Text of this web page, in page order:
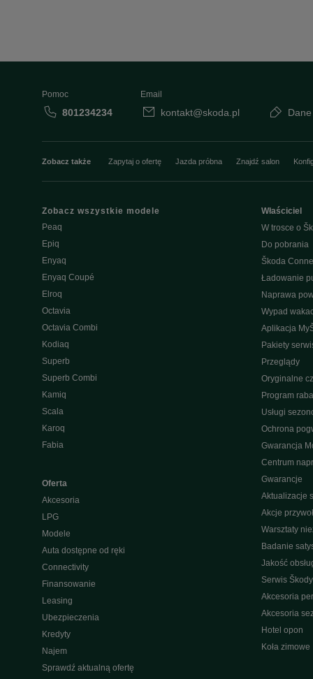
Pomoc
801234234
Email
kontakt@skoda.pl
Zobacz także Zapytaj o ofertę Jazda próbna Znajdź salon
Zobacz wszystkie modele
Peaq
Epiq
Enyaq
Enyaq Coupé
Elroq
Octavia
Octavia Combi
Kodiaq
Superb
Superb Combi
Kamiq
Scala
Karoq
Fabia
Oferta
Akcesoria
LPG
Modele
Auta dostępne od ręki
Connectivity
Finansowanie
Leasing
Ubezpieczenia
Kredyty
Najem
Sprawdź aktualną ofertę
Właściciel
W trosce o
Do pobrania
Škoda
Ładowanie
Naprawa
Wypad
Aplikacja
Pakiety
Przeglądy
Oryginalne
Program
Usługi
Ochrona
Gwarancja
Centrum
Gwarancje
Aktualizacje
Akcje
Warsztaty
Badanie
Jakość
Serwis
Akcesoria
Akcesoria
Hotel opon
Koła zimowe